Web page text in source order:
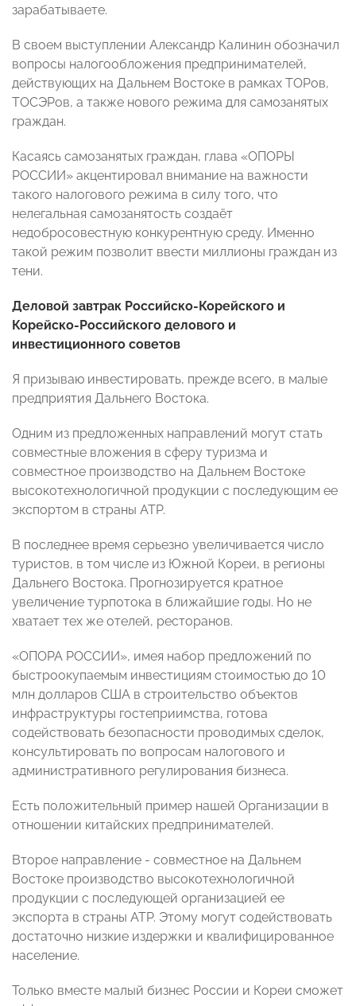
зарабатываете.
В своем выступлении Александр Калинин обозначил
вопросы налогообложения предпринимателей,
действующих на Дальнем Востоке в рамках ТОРов,
ТОСЭРов, а также нового режима для самозанятых
граждан.
Касаясь самозанятых граждан, глава «ОПОРЫ
РОССИИ» акцентировал внимание на важности
такого налогового режима в силу того, что
нелегальная самозанятость создаёт
недобросовестную конкурентную среду. Именно
такой режим позволит ввести миллионы граждан из
тени.
Деловой завтрак Российско-Корейского и
Корейско-Российского делового и
инвестиционного советов
Я призываю инвестировать, прежде всего, в малые
предприятия Дальнего Востока.
Одним из предложенных направлений могут стать
совместные вложения в сферу туризма и
совместное производство на Дальнем Востоке
высокотехнологичной продукции с последующим ее
экспортом в страны АТР.
В последнее время серьезно увеличивается число
туристов, в том числе из Южной Кореи, в регионы
Дальнего Востока. Прогнозируется кратное
увеличение турпотока в ближайшие годы. Но не
хватает тех же отелей, ресторанов.
«ОПОРА РОССИИ», имея набор предложений по
быстроокупаемым инвестициям стоимостью до 10
млн долларов США в строительство объектов
инфраструктуры гостеприимства, готова
содействовать безопасности проводимых сделок,
консультировать по вопросам налогового и
административного регулирования бизнеса.
Есть положительный пример нашей Организации в
отношении китайских предпринимателей.
Второе направление - совместное на Дальнем
Востоке производство высокотехнологичной
продукции с последующей организацией ее
экспорта в страны АТР. Этому могут содействовать
достаточно низкие издержки и квалифицированное
население.
Только вместе малый бизнес России и Кореи сможет